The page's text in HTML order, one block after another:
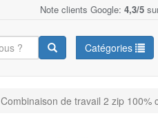
Note clients Google: 4,3/5
Catégories
Combinaison de travail 2 zip 100%